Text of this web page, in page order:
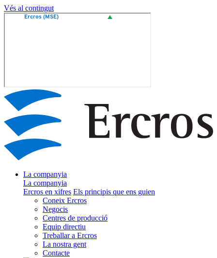
Vés al contingut
La companyia
La companyia
Ercros en xifres Els principis que ens guien
Coneix Ercros
Negocis
Centres de producció
Equip directiu
Treballar a Ercros
La nostra gent
Contacte